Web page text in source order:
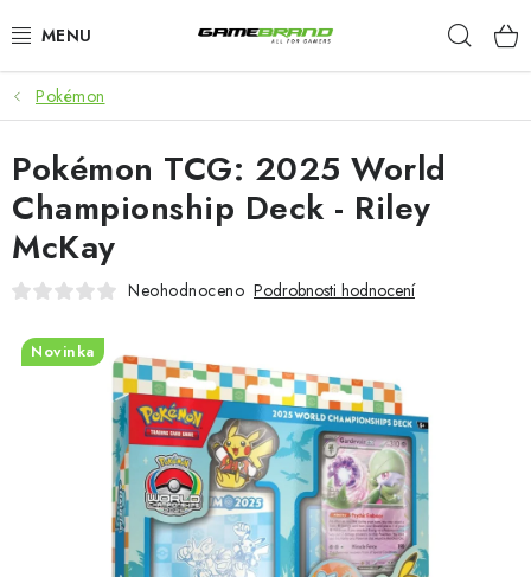
na
KATEGORIE
FILMY A SERIÁLY
HRY
ZNAČKY
PŘEDOBJEDNÁVKY
O nás Doprava a platba Kontakt
Pokémon
Pokémon TCG: 2025 World
Championship Deck - Riley
McKay
Neohodnoceno Podrobnosti hodnocení
Novinka